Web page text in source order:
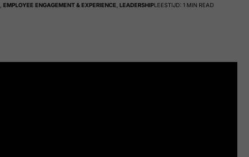
EMPLOYEE ENGAGEMENT & EXPERIENCE LEADERSHIPLEESTIJD: 1 MIN READ